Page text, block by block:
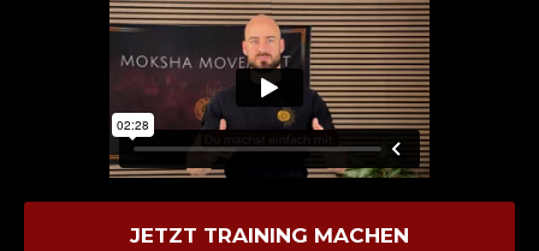
JETZT TRAINING MACHEN